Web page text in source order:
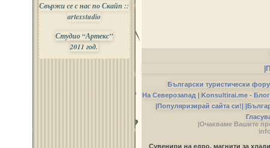
Свържи се с нас по Скайп ::
artexstudio
Студио “Артекс”
2011 год.
Български туристически
На Северозапад | Konsultirai.me -
|Популяризирай сайта си!|
|Очакваме Вашите
Сувенири на едро, магнити за